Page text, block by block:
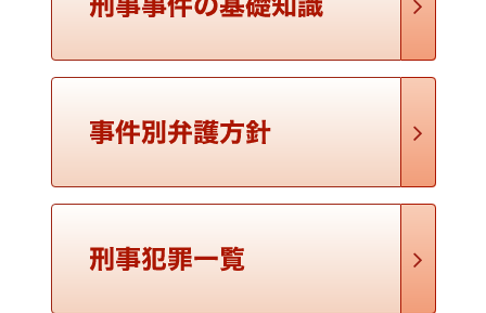
【法令・条文】 刑法第１４３条 水道により公衆に供給する飲料
ようにした者は、６月以上７年以下の懲役に処する。 【法定
刑】 ６月以上７年以下の懲役 【解説】 水道汚染 …
秘密漏示罪（ひみつろうじざい）
売業者、助産師、弁護士、弁護人、公証人又はこれらの職にあ